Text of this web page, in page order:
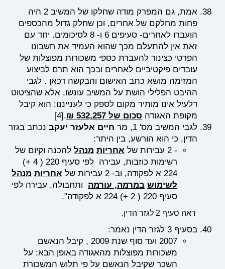
אמת, גם המפרק מודה שחלקו של המשיב 2 היה
פחות מחלקם של אחרים, וכן שחלק גדול מהכספים
הועברו לאחרים- סעיפים 6 ו- 8 לסיכומים. יחד עם
זאת אין להתעלם מכך שהוא העמיד את חשבונו
הפרטי כצינור להעברת כספי משכורות מפוצלות של
עובדים פיקטיביים לאחרים ובכך הוא תרם לביצוע
המזימה מושא כתב האישום והבקשה דכאן . לגבי
ההיבט הפלילי הושת על המשיב עונשו, אלא שהציטוט
דלעיל אינו מותיר מקום לספק כי לענייננו: הוא קיבל
מקופת האגודה סכום של 532,257 ₪ .
[4]
לגבי המשיב מס' 1, מר
חיים אלעזר יעקב נכתב בגזר
הדין, כי הוא הורשע, בין היתר:
- 2
עבירות של אחריות מנהל להכנה וקיום של
רשימות כוזבות, עבירה לפי סעיף
220 ( 4 +)
224 א לפקודה, וב- 2 עבירות של אחריות מנהל
לשימוש במרמה, עורמה ותחבולה, עבירה לפי
סעיף
א לפקודה".
ראה סעיף 2 לגזר הדין.
בסעיף 3 לגזר הדין נאמר:
2007 ועד סוף שנת
קיבל הנאשם
משכורות מפוצלות מהאגודה באופן הבא: על
השכר שקיבל הנאשם על פי תלוש המשכורת